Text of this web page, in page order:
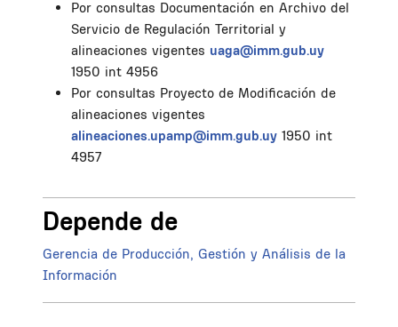
Por consultas Documentación en Archivo del
Servicio de Regulación Territorial y
alineaciones vigentes uaga@imm.gub.uy
1950 int 4956
Por consultas Proyecto de Modificación de
alineaciones vigentes
alineaciones.upamp@imm.gub.uy 1950 int
4957
Depende de
Gerencia de Producción, Gestión y Análisis de la
Información